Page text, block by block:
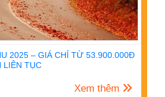
2025 – GIÁ CHỈ TỪ 53.900.000Đ
LIÊN TỤC
Xem thêm